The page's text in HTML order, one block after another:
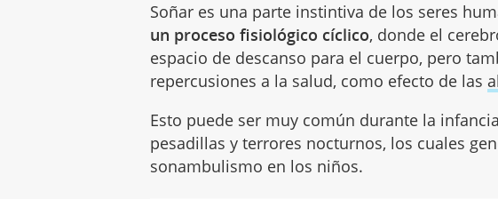
Soñar es una parte instintiva de los seres
un proceso fisiológico cíclico, donde el
espacio de descanso para el cuerpo, pero
repercusiones a la salud, como efecto de las
Esto puede ser muy común durante la
pesadillas y terrores nocturnos, los cuales
sonambulismo en los niños.